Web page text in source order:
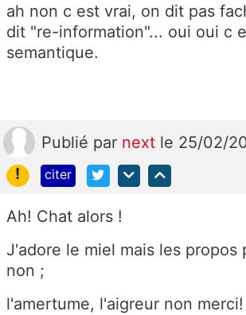
ah non c est vrai, on dit pas
dit "re-information"... oui oui c
semantique.
Publié par next le 25/02/
!
citer
Ah! Chat alors !
J'adore le miel mais les propos
non ;
l'amertume, l'aigreur non merci!